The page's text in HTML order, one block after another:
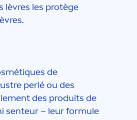
lèvres les protège
iques de
perlé ou des
ment des produits de
senteur – leur formule